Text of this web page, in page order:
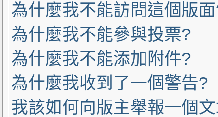
為什麼我不能訪問這個版
為什麼我不能參與投票?
為什麼我不能添加附件?
為什麼我收到了一個警告?
我該如何向版主舉報一個